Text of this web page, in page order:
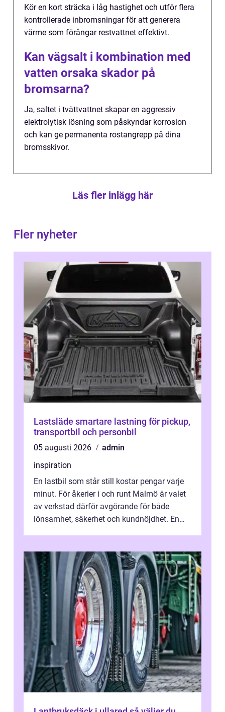
Kör en kort sträcka i låg hastighet och utför flera
kontrollerade inbromsningar för att generera
värme som förångar restvattnet effektivt.
Kan vägsalt i kombination med
vatten orsaka skador på
bromsarna?
Ja, saltet i tvättvattnet skapar en aggressiv
elektrolytisk lösning som påskyndar korrosion
och kan ge permanenta rostangrepp på dina
bromsskivor.
Läs fler inlägg här
Fler nyheter
Lastsläde smartare lastning för pickup,
transportbil och personbil
05 augusti 2026
admin
inspiration
En lastbil som står still kostar pengar varje
minut. För åkerier i och runt Malmö är valet
av verkstad därför avgörande för både
lönsamhet, säkerhet och kundnöjdhet. En